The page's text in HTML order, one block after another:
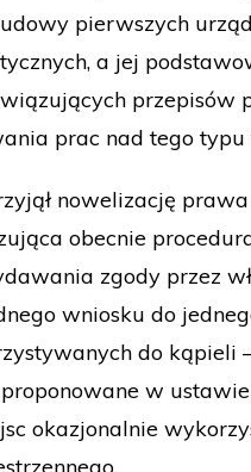
pierwszych
a jej
prac nad tego typu
nowelizację
obecnie
zgody przez
wniosku do
do kąpieli
w
okazjonalnie